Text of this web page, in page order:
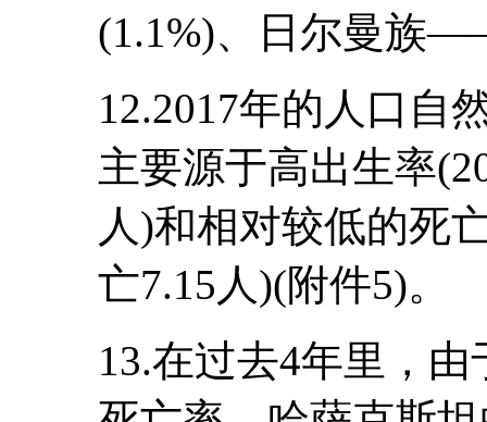
(1.1%)、日尔曼族
12.2017年的人口自
主要源于高出生率
人)和相对较低的死
亡7.15人)(附件5)。
13.在过去4年里，